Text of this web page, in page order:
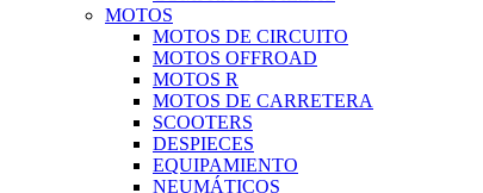
MOTOS
MOTOS DE CIRCUITO
MOTOS OFFROAD
MOTOS R
MOTOS DE CARRETERA
SCOOTERS
DESPIECES
EQUIPAMIENTO
NEUMÁTICOS